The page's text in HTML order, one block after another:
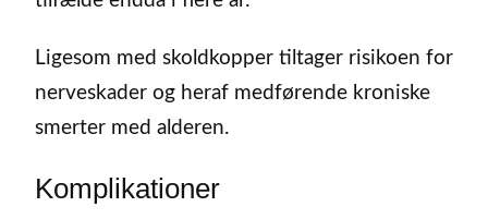
Ligesom med skoldkopper tiltager risikoen for
nerveskader og heraf medførende kroniske
smerter med alderen.
Komplikationer